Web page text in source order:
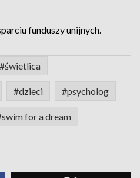
funduszy unijnych.
#świetlica
#dzieci #psycholog
for a dream